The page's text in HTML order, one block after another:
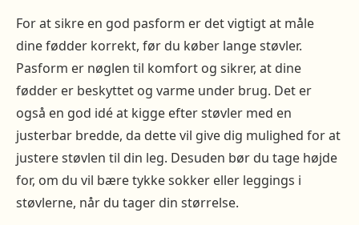
For at sikre en god pasform er det vigtigt at måle
dine fødder korrekt, før du køber lange støvler.
Pasform er nøglen til komfort og sikrer, at dine
fødder er beskyttet og varme under brug. Det er
også en god idé at kigge efter støvler med en
justerbar bredde, da dette vil give dig mulighed for at
justere støvlen til din leg. Desuden bør du tage højde
for, om du vil bære tykke sokker eller leggings i
støvlerne, når du tager din størrelse.